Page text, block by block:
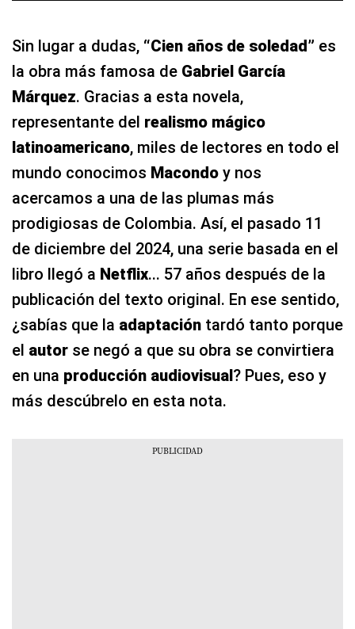
Sin lugar a dudas, “Cien años de soledad” es
la obra más famosa de Gabriel García
Márquez. Gracias a esta novela,
representante del realismo mágico
latinoamericano, miles de lectores en todo el
mundo conocimos Macondo y nos
acercamos a una de las plumas más
prodigiosas de Colombia. Así, el pasado 11
de diciembre del 2024, una serie basada en el
libro llegó a Netflix... 57 años después de la
publicación del texto original. En ese sentido,
¿sabías que la adaptación tardó tanto porque
el autor se negó a que su obra se convirtiera
en una producción audiovisual? Pues, eso y
más descúbrelo en esta nota.